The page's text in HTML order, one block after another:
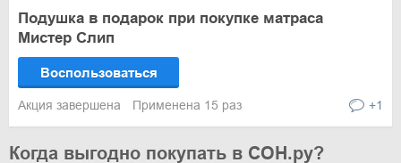
Подушка в подарок при покупке матраса
Мистер Слип
Воспользоваться
Акция завершена Применена 15 раз +1
Когда выгодно покупать в СОН.ру?